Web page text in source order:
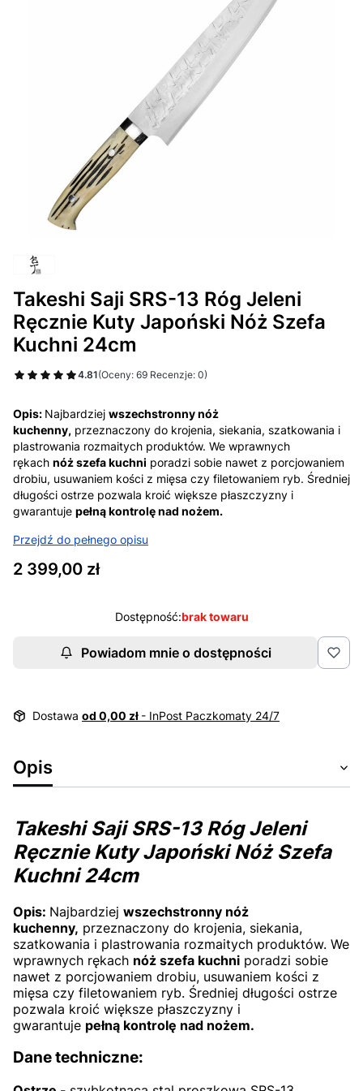
Takeshi Saji SRS-13 Róg Jeleni
Ręcznie Kuty Japoński Nóż Szefa
Kuchni 24cm
4.81(Oceny: 69 Recenzje: 0)
Opis: Najbardziej wszechstronny nóż
kuchenny, przeznaczony do krojenia, siekania, szatkowania i
plastrowania rozmaitych produktów. We wprawnych
rękach nóż szefa kuchni poradzi sobie nawet z porcjowaniem
drobiu, usuwaniem kości z mięsa czy filetowaniem ryb. Średniej
długości ostrze pozwala kroić większe płaszczyzny i
gwarantuje pełną kontrolę nad nożem.
Przejdź do pełnego opisu
Cena
2 399,00 zł
Dostępność:brak towaru
Powiadom mnie o dostępności
Dostawa od 0,00 zł - InPost Paczkomaty 24/7
Opis
Takeshi Saji SRS-13 Róg Jeleni
Ręcznie Kuty Japoński Nóż Szefa
Kuchni 24cm
Opis: Najbardziej wszechstronny nóż
kuchenny, przeznaczony do krojenia, siekania,
szatkowania i plastrowania rozmaitych produktów. We
wprawnych rękach nóż szefa kuchni poradzi sobie
nawet z porcjowaniem drobiu, usuwaniem kości z
mięsa czy filetowaniem ryb. Średniej długości ostrze
pozwala kroić większe płaszczyzny i
gwarantuje pełną kontrolę nad nożem.
Dane techniczne: